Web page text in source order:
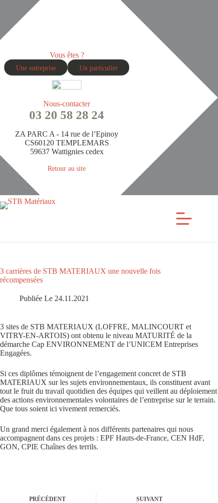
contenu
Vous êtes ?
Une entreprise Un particulier
Nous-contacter
03 20 58 28 24
ZA PARC A - 14 rue de l’Epinoy
CS60120 TEMPLEMARS
59637 Wattignies cedex
Retour au site
3 carrières de STB MATERIAUX une nouvelle fois
récompensées
Publiée Le 24.11.2021
3 sites de STB MATERIAUX (LOFFRE, MALINCOURT et
VITRY-EN-ARTOIS) ont obtenu le niveau MATURITÉ de la
démarche Cap ENVIRONNEMENT de l’UNICEM Entreprises
Engagées.
Si ces diplômes témoignent de l’engagement concret de STB
MATERIAUX sur les sujets environnementaux, ils constituent avant
tout le fruit du travail quotidien des équipes qui veillent au déploiement
des actions environnementales volontaires de l’entreprise sur le terrain.
Que tous soient ici vivement remerciés.
Un grand merci également à nos différents partenaires qui nous
accompagnent dans ces projets : EPF Hauts-de-France, CEN HdF,
GON, CPIE Chaînes des terrils.
PRÉCÉDENT SUIVANT